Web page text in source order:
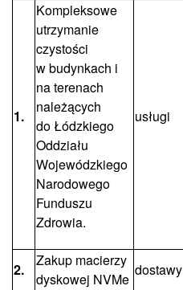
1.
Kompleksowe
utrzymanie
czystości
w budynkach i
na terenach
należących
do Łódzkiego
Oddziału
Wojewódzkiego
Narodowego
Funduszu
Zdrowia.
usługi
2.
Zakup macierzy
dyskowej NVMe
dostawy